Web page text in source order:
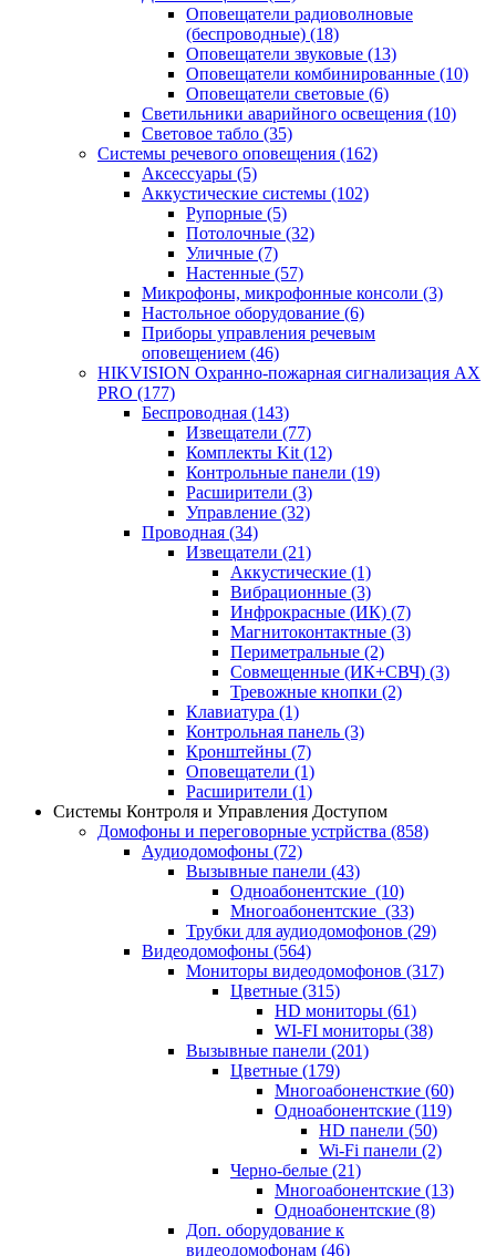
Оповещатели радиоволновые
(беспроводные) (18)
Оповещатели звуковые (13)
Оповещатели комбинированные (10)
Оповещатели световые (6)
Светильники аварийного освещения (10)
Световое табло (35)
Системы речевого оповещения (162)
Аксессуары (5)
Аккустические системы (102)
Рупорные (5)
Потолочные (32)
Уличные (7)
Настенные (57)
Микрофоны, микрофонные консоли (3)
Настольное оборудование (6)
Приборы управления речевым
оповещением (46)
HIKVISION Охранно-пожарная сигнализация AX
PRO (177)
Беспроводная (143)
Извещатели (77)
Комплекты Kit (12)
Контрольные панели (19)
Расширители (3)
Управление (32)
Проводная (34)
Извещатели (21)
Аккустические (1)
Вибрационные (3)
Инфрокрасные (ИК) (7)
Магнитоконтактные (3)
Периметральные (2)
Совмещенные (ИК+СВЧ) (3)
Тревожные кнопки (2)
Клавиатура (1)
Контрольная панель (3)
Кронштейны (7)
Оповещатели (1)
Расширители (1)
Системы Контроля и Управления Доступом
Домофоны и переговорные устрйства (858)
Аудиодомофоны (72)
Вызывные панели (43)
Одноабонентские (10)
Многоабонентские (33)
Трубки для аудиодомофонов (29)
Видеодомофоны (564)
Мониторы видеодомофонов (317)
Цветные (315)
HD мониторы (61)
WI-FI мониторы (38)
Вызывные панели (201)
Цветные (179)
Многоабоненсткие (60)
Одноабонентские (119)
HD панели (50)
Wi-Fi панели (2)
Черно-белые (21)
Многоабонентские (13)
Одноабонентские (8)
Доп. оборудование к
видеодомофонам (46)